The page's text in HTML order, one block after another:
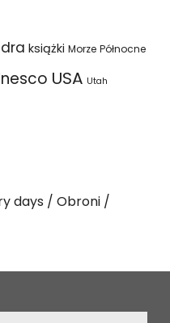
książki Morze Północne
USA Utah
days
Obroni